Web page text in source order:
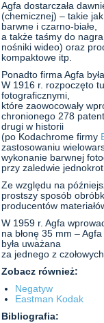
Agfa dostarczała
(chemicznej) – takie
barwne i czarno-białe,
a także taśmy do
nośniki wideo) oraz
kompaktowe itp.
Ponadto firma Agfa
W 1916 r. rozpoczęto
fotograficznymi,
które zaowocowały
chronionego 278
drugi w historii
(po Kodachrome firmy
zastosowaniu
wykonanie barwnej
przy zaledwie
Ze względu na
prostszy sposób
producentów
W 1959 r. Agfa
na błonę 35 mm –
była uważana
za jednego z
Zobacz również:
Negatyw
Eastman Kodak
Bibliografia: